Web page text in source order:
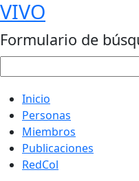
VIVO
Formulario de
Inicio
Personas
Miembros
Publicaciones
RedCol